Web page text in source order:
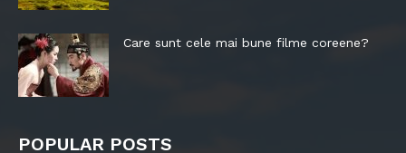
Care sunt cele mai bune filme coreene?
POPULAR POSTS